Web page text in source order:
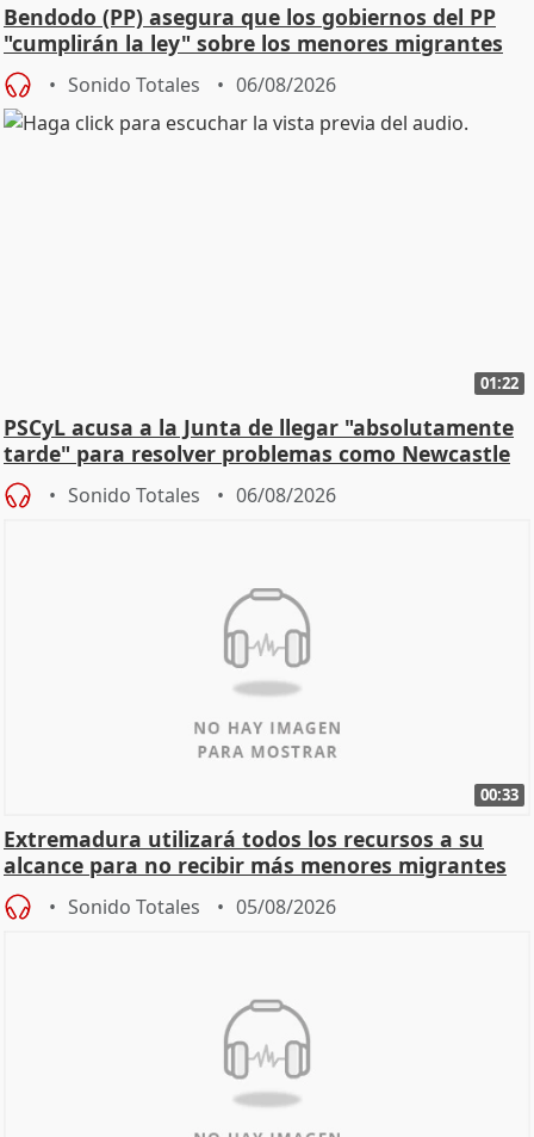
Bendodo (PP) asegura que los gobiernos del PP
"cumplirán la ley" sobre los menores migrantes
Sonido Totales 06/08/2026
01:22
PSCyL acusa a la Junta de llegar "absolutamente
tarde" para resolver problemas como Newcastle
Sonido Totales 06/08/2026
00:33
Extremadura utilizará todos los recursos a su
alcance para no recibir más menores migrantes
Sonido Totales 05/08/2026